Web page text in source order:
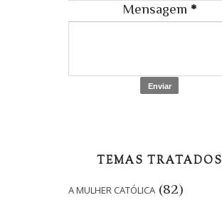
Mensagem *
TEMAS TRATADOS
A MULHER CATÓLICA (82)